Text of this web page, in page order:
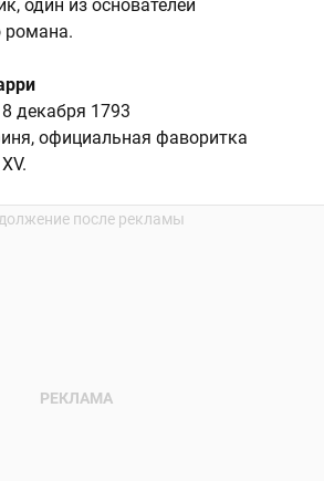
один из основателей
романа.
декабря 1793
официальная фаворитка